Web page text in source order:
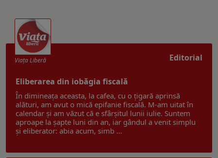
Editorial
Viaţa Liberă
Eliberarea din iobăgia fiscală
În dimineața aceasta, la cafea, cu o țigară aprinsă
alături, am avut o mică epifanie fiscală. M-am uitat în
calendar și am văzut că e sfârșitul lunii iulie. Suntem
aproape la șapte luni din an, iar gândul a venit simplu
și eliberator: abia acum, simb ...